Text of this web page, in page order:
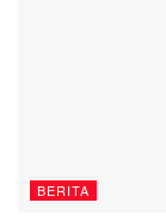
BERITA